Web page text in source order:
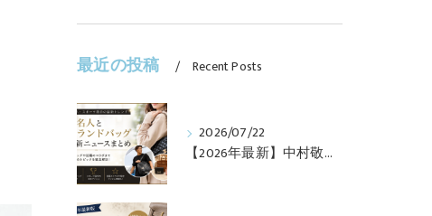
最近の投稿 Recent Posts
2026/07/22
【2026年最新】中村敬斗・堂安律・前田大然も愛用！日本代表選手が持つブランドバッグとは？修理・メンテナンス方法も解説